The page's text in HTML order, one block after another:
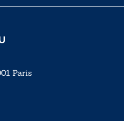
Paris